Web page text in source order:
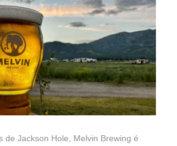
de Jackson Hole, Melvin Brewing é